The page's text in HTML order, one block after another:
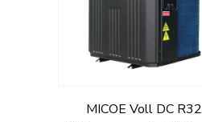
MICOE Voll DC R32